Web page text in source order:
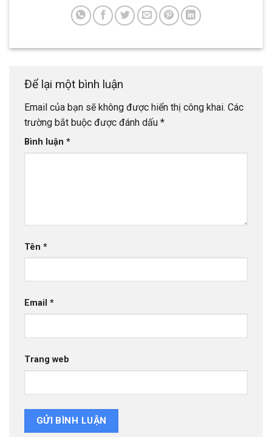
Để lại một bình luận
Email của bạn sẽ không được hiển thị công khai. Các
trường bắt buộc được đánh dấu *
Bình luận *
Tên *
Email *
Trang web